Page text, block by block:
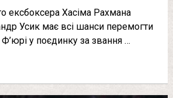
ексбоксера Хасіма Рахмана
Усик має всі шанси перемогти
у поєдинку за звання …